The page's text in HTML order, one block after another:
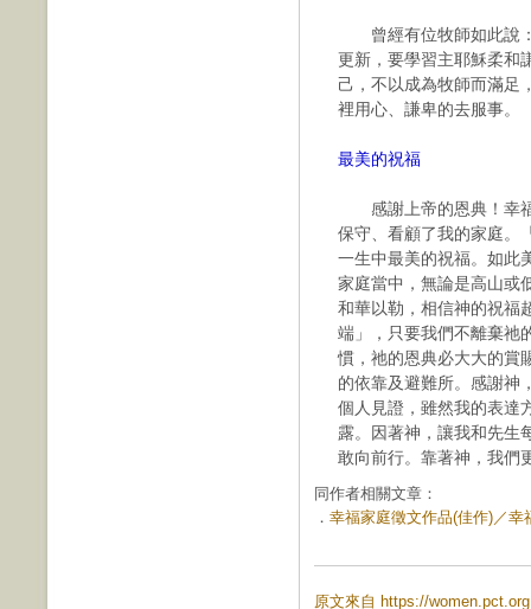
曾經有位牧師如此說：
更新，要學習主耶穌柔和
己，不以成為牧師而滿足
裡用心、謙卑的去服事。
最美的祝福
感謝上帝的恩典！幸福
保守、看顧了我的家庭。
一生中最美的祝福。如此
家庭當中，無論是高山或
和華以勒，相信神的祝福
端」，只要我們不離棄祂
慣，祂的恩典必大大的賞
的依靠及避難所。感謝神
個人見證，雖然我的表達
露。因著神，讓我和先生
敢向前行。靠著神，我們
同作者相關文章：
． 幸福家庭徵文作品(佳作)／幸
原文來自 https://